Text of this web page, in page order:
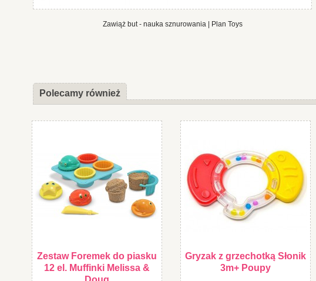
Zawiąż but - nauka sznurowania | Plan Toys
Polecamy również
Zestaw Foremek do piasku
12 el. Muffinki Melissa &
Gryzak z grzechotką Słonik
3m+ Poupy